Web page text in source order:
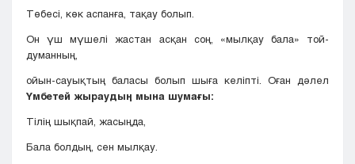
Төбесі, көк аспанға, тақау болып.
Он үш мүшелі жастан асқан соң, «мылқау бала» той-
думанның,
ойын-сауықтың баласы болып шыға келіпті. Оған дәлел
Үмбетей жыраудың мына шумағы:
Тілің шықпай, жасыңда,
Бала болдың, сен мылқау.